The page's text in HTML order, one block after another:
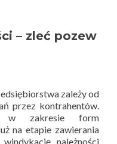
– zleć pozew
zależy od
przez kontrahentów.
w zakresie form
na etapie zawierania
należności